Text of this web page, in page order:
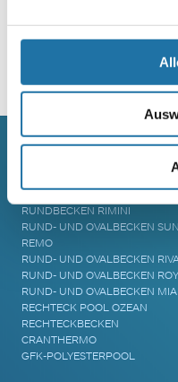
RUNDBECKEN RIMINI
RUND- UND OVALBECKEN SUN
REMO
RUND- UND OVALBECKEN
RUND- UND OVALBECKEN
RUND- UND OVALBECKEN
RECHTECK POOL OZEAN
RECHTECKBECKEN
CRANTHERMO
GFK-POLYESTERPOOL